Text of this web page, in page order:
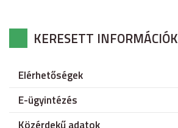
KERESETT INFORMÁCIÓK
Elérhetőségek
E-ügyintézés